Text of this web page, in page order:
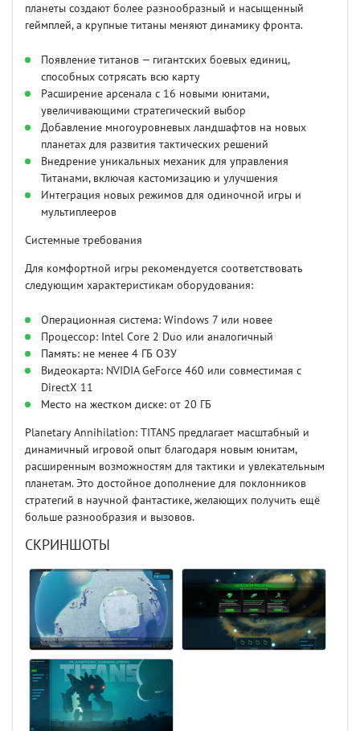
планеты создают более разнообразный и насыщенный
геймплей, а крупные титаны меняют динамику фронта.
Появление титанов — гигантских боевых единиц,
способных сотрясать всю карту
Расширение арсенала с 16 новыми юнитами,
увеличивающими стратегический выбор
Добавление многоуровневых ландшафтов на новых
планетах для развития тактических решений
Внедрение уникальных механик для управления
Титанами, включая кастомизацию и улучшения
Интеграция новых режимов для одиночной игры и
мультиплееров
Системные требования
Для комфортной игры рекомендуется соответствовать
следующим характеристикам оборудования:
Операционная система: Windows 7 или новее
Процессор: Intel Core 2 Duo или аналогичный
Память: не менее 4 ГБ ОЗУ
Видеокарта: NVIDIA GeForce 460 или совместимая с
DirectX 11
Место на жестком диске: от 20 ГБ
Planetary Annihilation: TITANS предлагает масштабный и
динамичный игровой опыт благодаря новым юнитам,
расширенным возможностям для тактики и увлекательным
планетам. Это достойное дополнение для поклонников
стратегий в научной фантастике, желающих получить ещё
больше разнообразия и вызовов.
СКРИНШОТЫ